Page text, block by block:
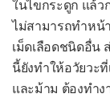
มะเ
ระบบ
เนื้อ
ในไขกระดูก แล้ว
ไม่สามารถทำหน้
เม็ดเลือดชนิดอื่น
นี้ยังทำให้อวัยวะ
และม้าม ต้องทำ